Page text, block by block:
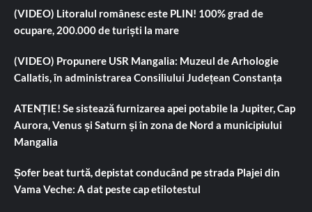
(VIDEO) Litoralul românesc este PLIN! 100% grad de
ocupare, 200.000 de turiști la mare
(VIDEO) Propunere USR Mangalia: Muzeul de Arhologie
Callatis, în administrarea Consiliului Județean Constanța
ATENȚIE! Se sistează furnizarea apei potabile la Jupiter, Cap
Aurora, Venus și Saturn și în zona de Nord a municipiului
Mangalia
Șofer beat turtă, depistat conducând pe strada Plajei din
Vama Veche: A dat peste cap etilotestul